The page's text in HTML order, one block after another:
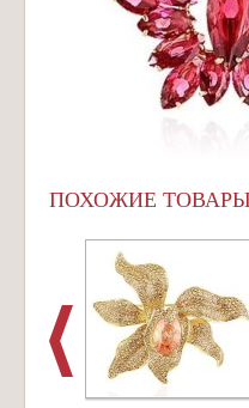
ПОХОЖИЕ